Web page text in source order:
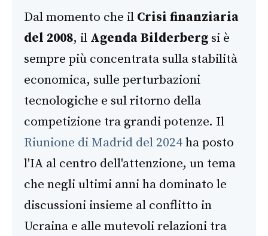
Dal momento che il Crisi finanziaria
del 2008, il Agenda Bilderberg si è
sempre più concentrata sulla stabilità
economica, sulle perturbazioni
tecnologiche e sul ritorno della
competizione tra grandi potenze. Il
Riunione di Madrid del 2024ha posto
l'IA al centro dell'attenzione, un tema
che negli ultimi anni ha dominato le
discussioni insieme al conflitto in
Ucraina e alle mutevoli relazioni tra